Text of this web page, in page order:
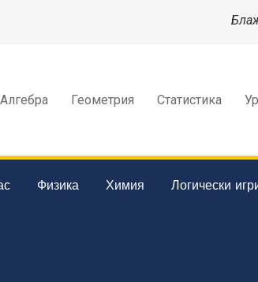
Алгебра Геометрия Статистика
Физика Химия Логически